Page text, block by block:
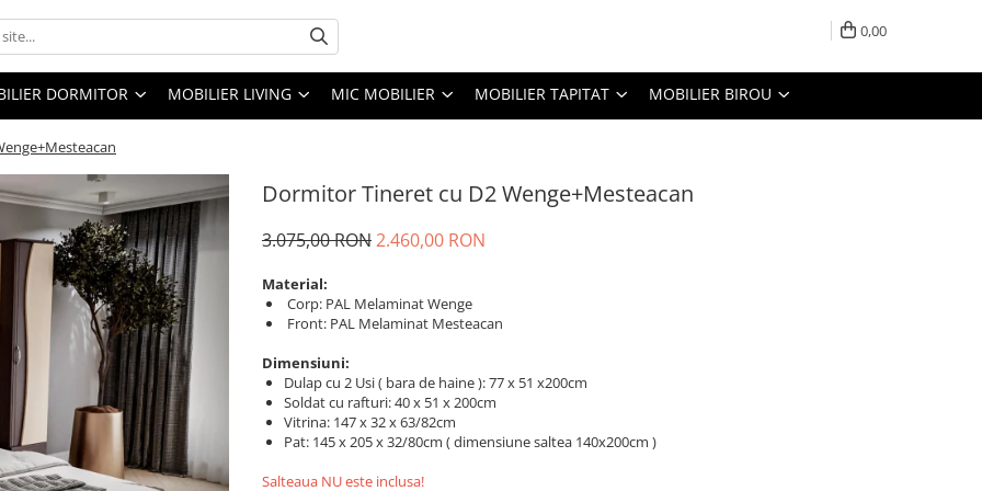
0,00
DORMITOR MOBILIER LIVING MIC MOBILIER MOBILIER TAPITAT MOBILIER BIROU
Dormitor Tineret cu D2 Wenge+Mesteacan
3.075,00 RON2.460,00 RON
Material:
Corp: PAL Melaminat Wenge
Front: PAL Melaminat Mesteacan
Dimensiuni:
Dulap cu 2 Usi ( bara de haine ): 77 x 51 x200cm
Soldat cu rafturi: 40 x 51 x 200cm
Vitrina: 147 x 32 x 63/82cm
Pat: 145 x 205 x 32/80cm ( dimensiune saltea 140x200cm )
Salteaua NU este inclusa!